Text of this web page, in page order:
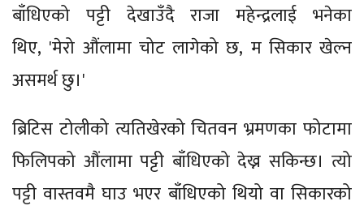
बाँधिएको पट्टी देखाउँदै राजा महेन्द्रलाई भनेका
थिए, 'मेरो औंलामा चोट लागेको छ, म सिकार खेल्न
असमर्थ छु।'
ब्रिटिस टोलीको त्यतिखेरको चितवन भ्रमणका फोटामा
फिलिपको औंलामा पट्टी बाँधिएको देख्न सकिन्छ। त्यो
पट्टी वास्तवमै घाउ भएर बाँधिएको थियो वा सिकारको